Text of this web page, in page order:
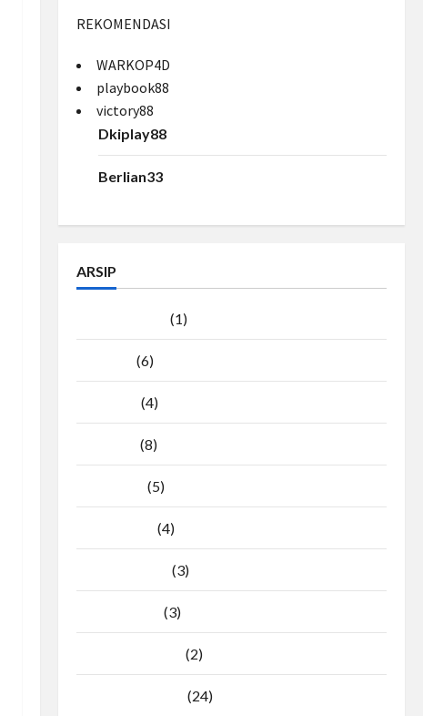
REKOMENDASI
WARKOP4D
playbook88
victory88
Dkiplay88
Berlian33
ARSIP
(1)
(6)
(4)
(8)
(5)
(4)
(3)
(3)
(2)
(24)